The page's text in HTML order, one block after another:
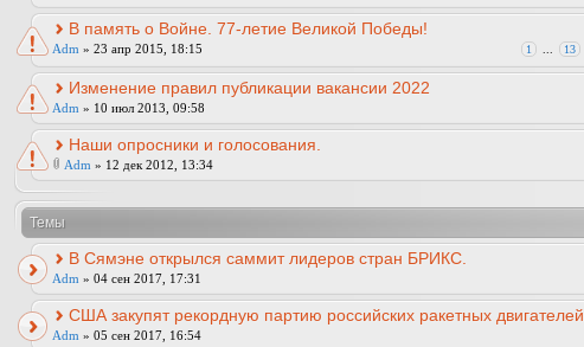
В память о Войне. 77-летие Великой Победы!
1 13
Adm » 23 апр 2015, 18:15
Изменение правил публикации вакансии 2022
Adm » 10 июл 2013, 09:58
Наши опросники и голосования.
Adm » 12 дек 2012, 13:34
Темы
В Сямэне открылся саммит лидеров стран БРИКС.
Adm » 04 сен 2017, 17:31
США закупят рекордную партию российских ракетных двигателей.
Adm » 05 сен 2017, 16:54